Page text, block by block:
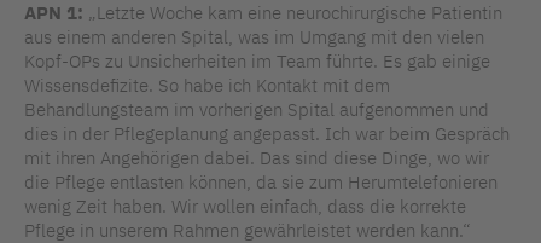
APN 1: „Letzte Woche kam eine neurochirurgische Patientin
aus einem anderen Spital, was im Umgang mit den vielen
Kopf-OPs zu Unsicherheiten im Team führte. Es gab einige
Wissensdefizite. So habe ich Kontakt mit dem
Behandlungsteam im vorherigen Spital aufgenommen und
dies in der Pflegeplanung angepasst. Ich war beim Gespräch
mit ihren Angehörigen dabei. Das sind diese Dinge, wo wir
die Pflege entlasten können, da sie zum Herumtelefonieren
wenig Zeit haben. Wir wollen einfach, dass die korrekte
Pflege in unserem Rahmen gewährleistet werden kann.“